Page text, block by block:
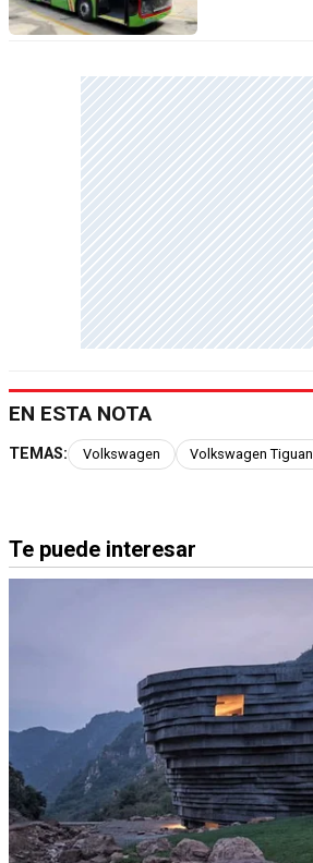
EN ESTA NOTA
TEMAS: Volkswagen Volkswagen Tiguan